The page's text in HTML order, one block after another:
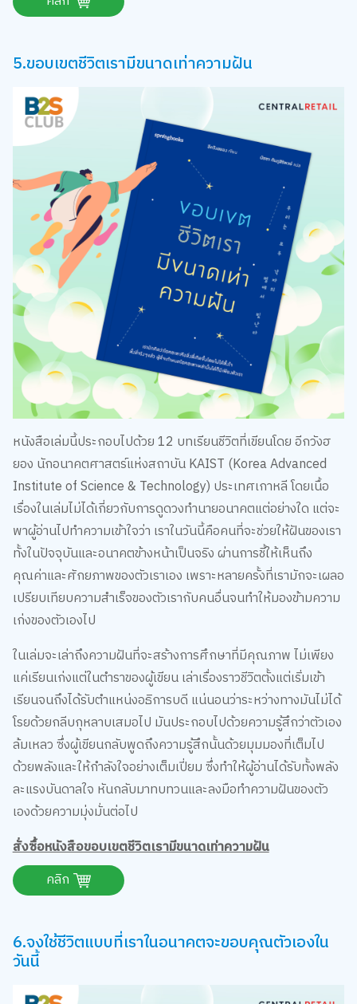
5.ขอบเขตชีวิตเรามีขนาดเท่าความฝัน
หนังสือเล่มนี้ประกอบไปด้วย 12 บทเรียนชีวิตที่เขียนโดย อีกวังฮ
ยอง นักอนาคตศาสตร์แห่งสถาบัน KAIST (Korea Advanced
Institute of Science & Technology) ประเทศเกาหลี โดยเนื้อ
เรื่องในเล่มไม่ได้เกี่ยวกับการดูดวงทำนายอนาคตแต่อย่างใด แต่จะ
พาผู้อ่านไปทำความเข้าใจว่า เราในวันนี้คือคนที่จะช่วยให้ฝันของเรา
ทั้งในปัจจุบันและอนาคตข้างหน้าเป็นจริง ผ่านการชี้ให้เห็นถึง
คุณค่าและศักยภาพของตัวเราเอง เพราะหลายครั้งที่เรามักจะเผลอ
เปรียบเทียบความสำเร็จของตัวเรากับคนอื่นจนทำให้มองข้ามความ
เก่งของตัวเองไป
ในเล่มจะเล่าถึงความฝันที่จะสร้างการศึกษาที่มีคุณภาพ ไม่เพียง
แค่เรียนเก่งแต่ในตำราของผู้เขียน เล่าเรื่องราวชีวิตตั้งแต่เริ่มเข้า
เรียนจนถึงได้รับตำแหน่งอธิการบดี แน่นอนว่าระหว่างทางมันไม่ได้
โรยด้วยกลีบกุหลาบเสมอไป มันประกอบไปด้วยความรู้สึกว่าตัวเอง
ล้มเหลว ซึ่งผู้เขียนกลับพูดถึงความรู้สึกนั้นด้วยมุมมองที่เต็มไป
ด้วยพลังและให้กำลังใจอย่างเต็มเปี่ยม ซึ่งทำให้ผู้อ่านได้รับทั้งพลัง
ละแรงบันดาลใจ หันกลับมาทบทวนและลงมือทำความฝันของตัว
เองด้วยความมุ่งมั่นต่อไป
สั่งซื้อหนังสือขอบเขตชีวิตเรามีขนาดเท่าความฝัน
คลิก
6.จงใช้ชีวิตแบบที่เราในอนาคตจะขอบคุณตัวเองใน
วันนี้